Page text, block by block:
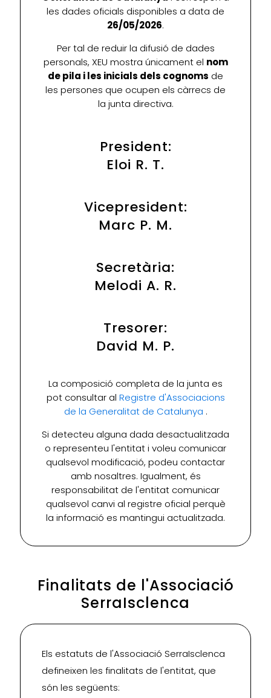
les dades oficials disponibles a data de
26/05/2026.
Per tal de reduir la difusió de dades
personals, XEU mostra únicament el nom
de pila i les inicials dels cognoms de
les persones que ocupen els càrrecs de
la junta directiva.
President:
Eloi R. T.
Vicepresident:
Marc P. M.
Secretària:
Melodi A. R.
Tresorer:
David M. P.
La composició completa de la junta es
pot consultar al Registre d'Associacions
de la Generalitat de Catalunya .
Si detecteu alguna dada desactualitzada
o representeu l'entitat i voleu comunicar
qualsevol modificació, podeu contactar
amb nosaltres. Igualment, és
responsabilitat de l'entitat comunicar
qualsevol canvi al registre oficial perquè
la informació es mantingui actualitzada.
Finalitats de l'Associació
SerraIsclenca
Els estatuts de l'Associació SerraIsclenca
defineixen les finalitats de l'entitat, que
són les següents: